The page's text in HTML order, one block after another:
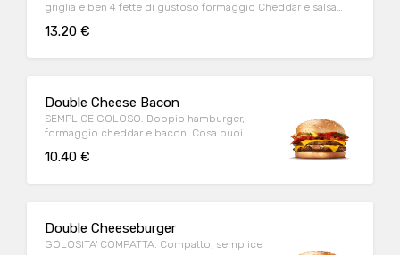
griglia e ben 4 fette di gustoso formaggio Cheddar e salsa
13.20 €
Double Cheese Bacon
SEMPLICE GOLOSO. Doppio hamburger,
formaggio cheddar e bacon. Cosa puoi
10.40 €
Double Cheeseburger
GOLOSITA' COMPATTA. Compatto, semplice